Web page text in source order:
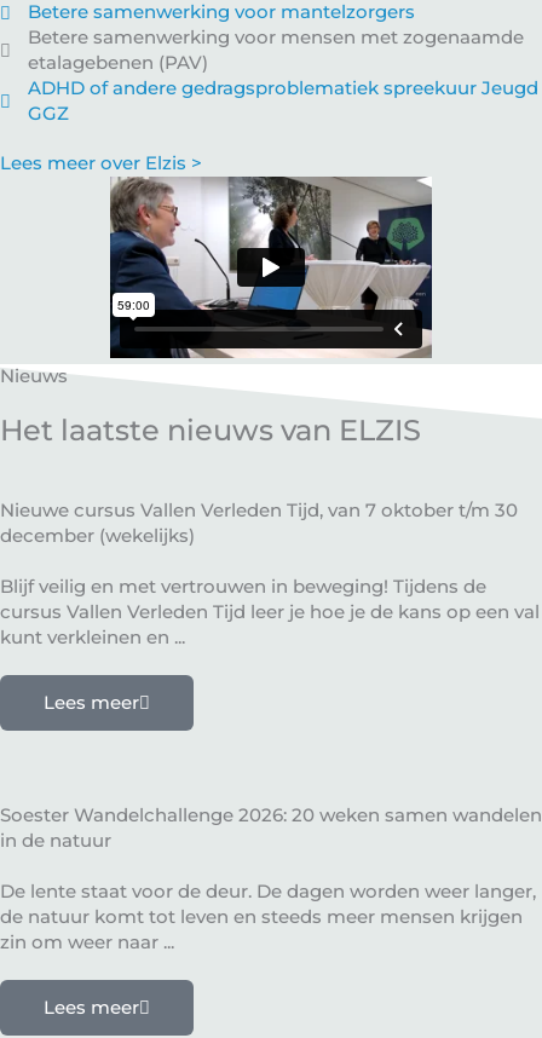
Betere samenwerking voor mantelzorgers
Betere samenwerking voor mensen met zogenaamde
etalagebenen (PAV)
ADHD of andere gedragsproblematiek spreekuur Jeugd
GGZ
Lees meer over Elzis >
Nieuws
Het laatste nieuws van ELZIS
Nieuwe cursus Vallen Verleden Tijd, van 7 oktober t/m 30
december (wekelijks)
Blijf veilig en met vertrouwen in beweging! Tijdens de
cursus Vallen Verleden Tijd leer je hoe je de kans op een val
kunt verkleinen en ...
Lees meer
Soester Wandelchallenge 2026: 20 weken samen wandelen
in de natuur
De lente staat voor de deur. De dagen worden weer langer,
de natuur komt tot leven en steeds meer mensen krijgen
zin om weer naar ...
Lees meer